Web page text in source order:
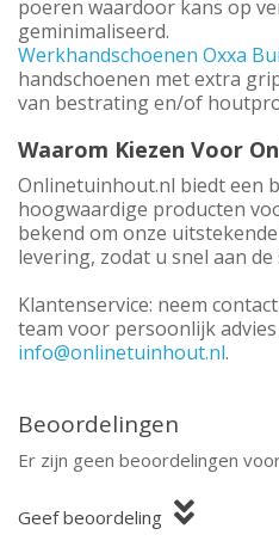
poeren waardoor kans op
geminimaliseerd.
Werkhandschoenen Oxxa
handschoenen met extra
van bestrating en/of
Waarom Kiezen Voor
Onlinetuinhout.nl biedt een
hoogwaardige producten
bekend om onze
levering, zodat u snel aan
Klantenservice: neem
team voor persoonlijk
info@onlinetuinhout.nl.
Beoordelingen
Er zijn geen beoordelingen
Geef beoordeling